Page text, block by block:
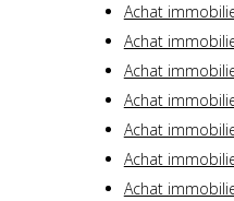
Achat
Achat
Achat
Achat
Achat
Achat
Achat